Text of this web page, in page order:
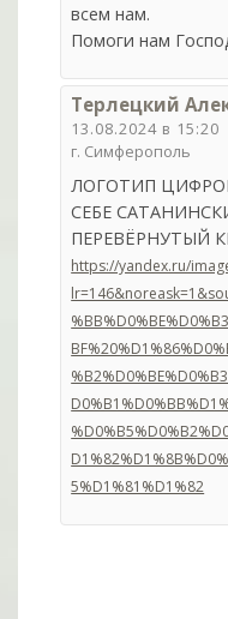
всем нам.
Помоги нам
Терлецкий
13.08.2024 в 15:20
г. Симферополь
ЛОГОТИП
СЕБЕ
ПЕРЕВЁРНУТЫЙ
https://yandex.ru/
5%D1%81%D1%82